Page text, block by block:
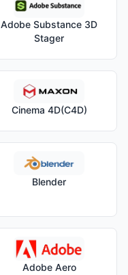
Adobe Substance 3D
Stager
Cinema 4D(C4D)
Blender
Adobe Aero